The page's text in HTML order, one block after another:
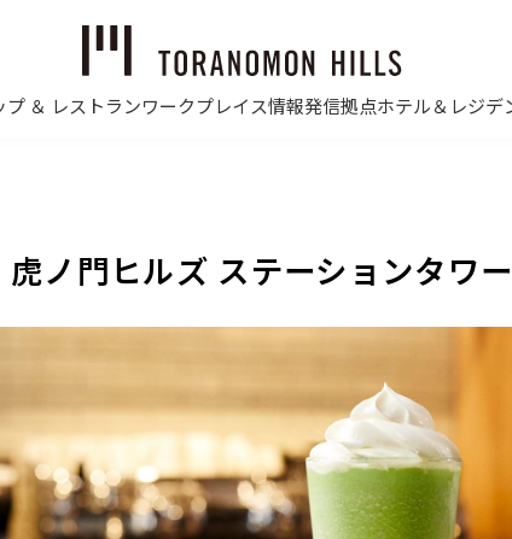
プ ＆ レストランワークプレイス情報発信拠点ホテル＆レジデ
ノ門ヒルズ ステーションタワ